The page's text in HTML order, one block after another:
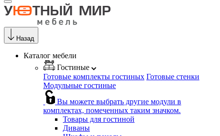
Назад
Каталог мебели
Гостиные
Готовые комплекты гостиных Готовые стенки
Модульные гостиные
Вы можете выбрать другие модули в
комплектах, помеченных таким значком.
Товары для гостиной
Диваны